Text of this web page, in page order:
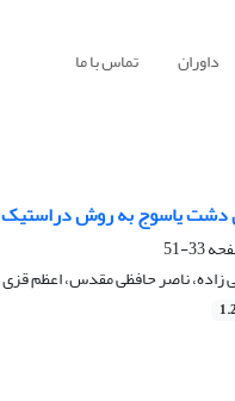
داوران تماس با ما
دشت یاسوج به روش دراستیک
33-51
زاده، ناصر حافظی مقدس، اعظم قزی